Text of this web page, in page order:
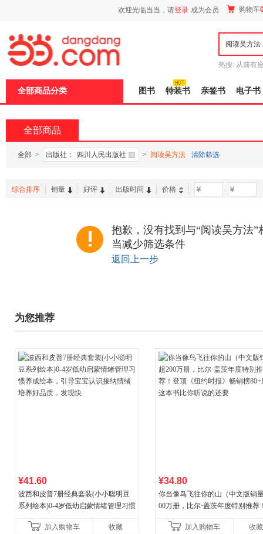
欢迎光临当当，请登录 成为会员 购物车
热搜: 从前有
全部商品分类 图书 特装书 亲签书 电子书
全部商品
全部 > 出版社： 四川人民出版社 > 阅读吴方法 清除筛选
综合排序 销量 好评 出版时间 价格 -
抱歉，没有找到与“阅读吴方法
当减少筛选条件
返回上一步
为您推荐
¥41.60
波西和皮普7册经典套装(小小聪明豆
系列绘本)0-4岁低幼启蒙情绪管理习惯
养好品质，发现快
加入购物车 收藏
¥34.80
你当像鸟飞往你的山（中文版销
00万册，比尔·盖茨年度特别推荐
比你听说的还要
加入购物车 收藏
页
加